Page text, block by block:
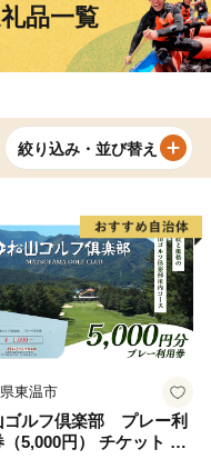
品一覧
絞り込み・並び替え
東温市
ゴルフ倶楽部 プレー利
（5,000円） チケット ゴ